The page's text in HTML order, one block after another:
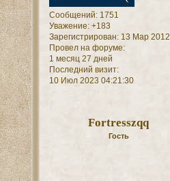
Сообщений:1751
Уважение: +183
Зарегистрирован: 13 Мар 2012
Провел на форуме:
1 месяц 27 дней
Последний визит:
10 Июл 2023 04:21:30
Fortresszqq
Гость